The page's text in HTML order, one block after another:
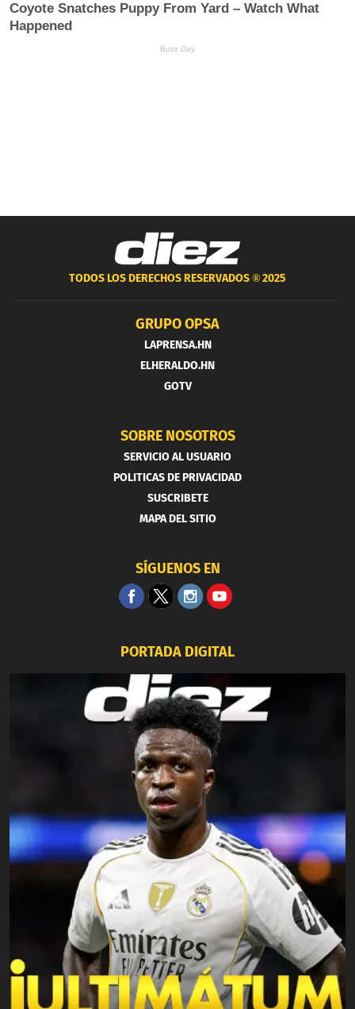
TODOS LOS DERECHOS RESERVADOS ®2025
GRUPO OPSA
LAPRENSA.HN
ELHERALDO.HN
GOTV
SOBRE NOSOTROS
SERVICIO AL USUARIO
POLITICAS DE PRIVACIDAD
SUSCRIBETE
MAPA DEL SITIO
SÍGUENOS EN
PORTADA DIGITAL